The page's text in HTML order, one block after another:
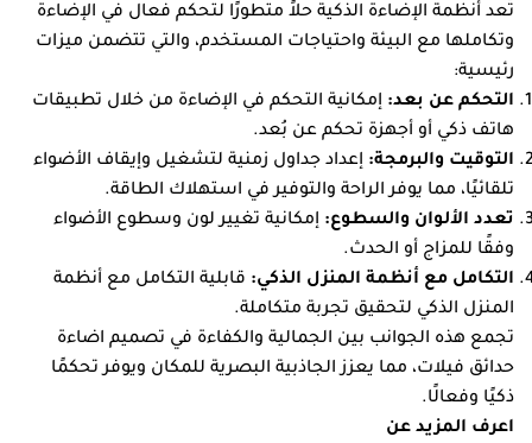
تُعد أنظمة الإضاءة الذكية حلاً متطورًا لتحكم فعال في الإضاءة
وتكاملها مع البيئة واحتياجات المستخدم، والتي تتضمن ميزات
رئيسية:
التحكم عن بعد: إمكانية التحكم في الإضاءة من خلال تطبيقات
هاتف ذكي أو أجهزة تحكم عن بُعد.
التوقيت والبرمجة: إعداد جداول زمنية لتشغيل وإيقاف الأضواء
تلقائيًا، مما يوفر الراحة والتوفير في استهلاك الطاقة.
تعدد الألوان والسطوع: إمكانية تغيير لون وسطوع الأضواء
وفقًا للمزاج أو الحدث.
التكامل مع أنظمة المنزل الذكي: قابلية التكامل مع أنظمة
المنزل الذكي لتحقيق تجربة متكاملة.
تجمع هذه الجوانب بين الجمالية والكفاءة في تصميم اضاءة
حدائق فيلات، مما يعزز الجاذبية البصرية للمكان ويوفر تحكمًا
ذكيًا وفعالًا.
اعرف المزيد عن